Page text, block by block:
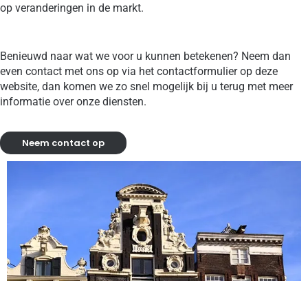
op veranderingen in de markt.
Benieuwd naar wat we voor u kunnen betekenen? Neem dan
even contact met ons op via het contactformulier op deze
website, dan komen we zo snel mogelijk bij u terug met meer
informatie over onze diensten.
Neem contact op